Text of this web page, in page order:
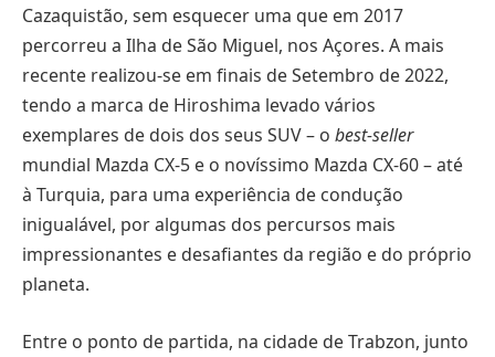
Cazaquistão, sem esquecer uma que em 2017
percorreu a Ilha de São Miguel, nos Açores. A mais
recente realizou-se em finais de Setembro de 2022,
tendo a marca de Hiroshima levado vários
exemplares de dois dos seus SUV – o best-seller
mundial Mazda CX-5 e o novíssimo Mazda CX-60 – até
à Turquia, para uma experiência de condução
inigualável, por algumas dos percursos mais
impressionantes e desafiantes da região e do próprio
planeta.
Entre o ponto de partida, na cidade de Trabzon, junto